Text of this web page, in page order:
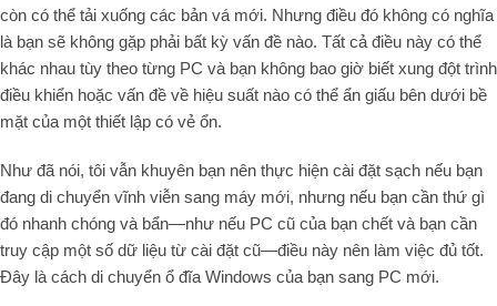
còn có thể tải xuống các bản vá mới. Nhưng điều đó không có nghĩa
là bạn sẽ không gặp phải bất kỳ vấn đề nào. Tất cả điều này có thể
khác nhau tùy theo từng PC và bạn không bao giờ biết xung đột trình
điều khiển hoặc vấn đề về hiệu suất nào có thể ẩn giấu bên dưới bề
mặt của một thiết lập có vẻ ổn.
Như đã nói, tôi vẫn khuyên bạn nên thực hiện cài đặt sạch nếu bạn
đang di chuyển vĩnh viễn sang máy mới, nhưng nếu bạn cần thứ gì
đó nhanh chóng và bẩn—như nếu PC cũ của bạn chết và bạn cần
truy cập một số dữ liệu từ cài đặt cũ—điều này nên làm việc đủ tốt.
Đây là cách di chuyển ổ đĩa Windows của bạn sang PC mới.